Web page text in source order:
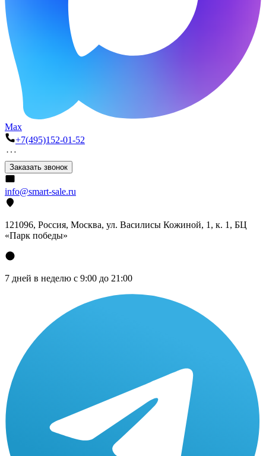
Max
+7(495)152-01-52
Заказать звонок
info@smart-sale.ru
121096, Россия, Москва, ул. Василисы Кожиной, 1, к. 1, БЦ
«Парк победы»
7 дней в неделю с 9:00 до 21:00